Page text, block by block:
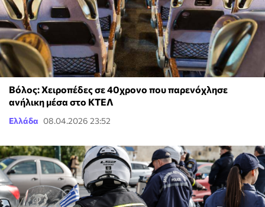
Βόλος: Χειροπέδες σε 40χρονο που παρενόχλησε
ανήλικη μέσα στο ΚΤΕΛ
Ελλάδα 08.04.2026 23:52